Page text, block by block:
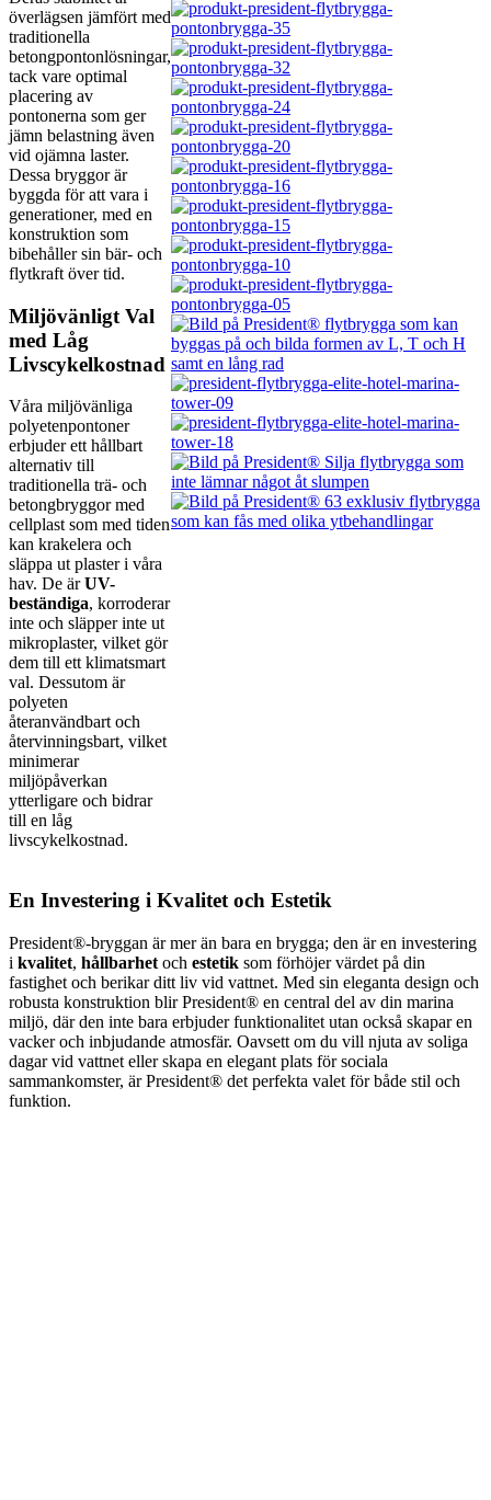
överlägsen jämfört med
traditionella
betongpontonlösningar,
tack vare optimal
placering av
pontonerna som ger
jämn belastning även
vid ojämna laster.
Dessa bryggor är
byggda för att vara i
generationer, med en
konstruktion som
bibehåller sin bär- och
flytkraft över tid.
Miljövänligt Val
med Låg
Livscykelkostnad
Våra miljövänliga
polyetenpontoner
erbjuder ett hållbart
alternativ till
traditionella trä- och
betongbryggor med
cellplast som med tiden
kan krakelera och
släppa ut plaster i våra
hav. De ärUV-
beständiga, korroderar
inte och släpper inte ut
mikroplaster, vilket gör
dem till ett klimatsmart
val. Dessutom är
polyeten
återanvändbart och
återvinningsbart, vilket
minimerar
miljöpåverkan
ytterligare och bidrar
till en låg
livscykelkostnad.
En Investering i Kvalitet och Estetik
President®-bryggan är mer än bara en brygga; den är en investering
i kvalitet, hållbarhet och estetik som förhöjer värdet på din
fastighet och berikar ditt liv vid vattnet. Med sin eleganta design och
robusta konstruktion blir President® en central del av din marina
miljö, där den inte bara erbjuder funktionalitet utan också skapar en
vacker och inbjudande atmosfär. Oavsett om du vill njuta av soliga
dagar vid vattnet eller skapa en elegant plats för sociala
sammankomster, är President® det perfekta valet för både stil och
funktion.